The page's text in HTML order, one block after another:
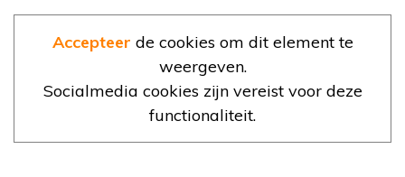
Accepteer de cookies om dit element te
weergeven.
Socialmedia cookies zijn vereist voor deze
functionaliteit.